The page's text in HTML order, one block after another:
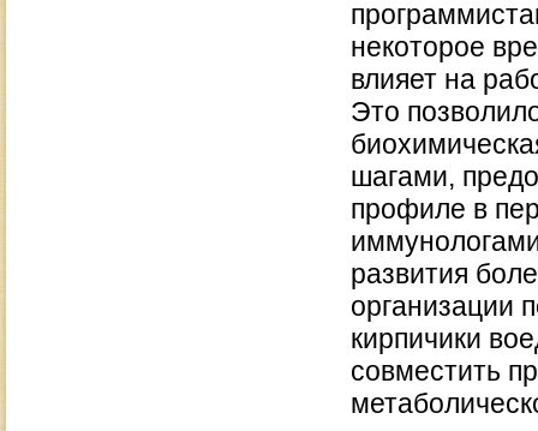
некоторое
влияет на
Это
шагами,
профиле в
развития
организации
кирпичики
совместить